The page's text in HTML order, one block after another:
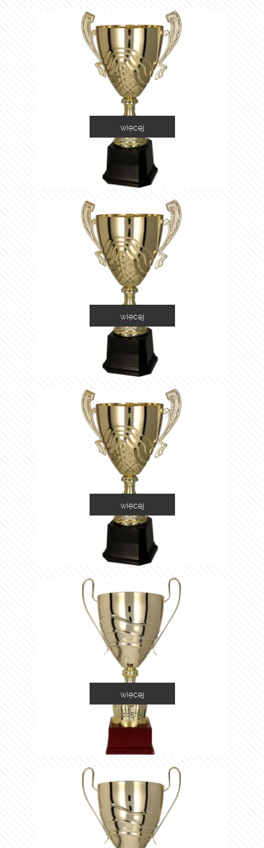
2060B
więcej
2060C
więcej
2060D
więcej
2057A
więcej